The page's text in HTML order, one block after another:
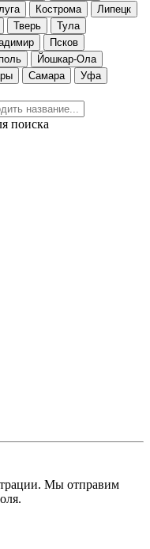
Кострома
Липецк
Тверь
Тула
Псков
Йошкар-Ола
Самара
Уфа
поиска
Мы отправим